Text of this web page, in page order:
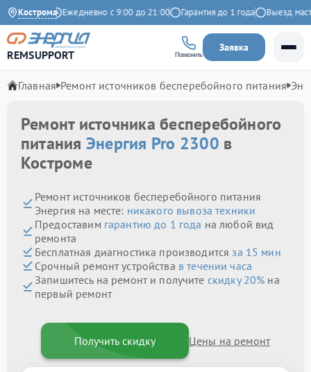
Кострома
Яндекс Ежедневно с 9:00 до 21:00 Гарантия до 1 года Выезд
REMSUPPORT Позвонить
Заявка
Главная Ремонт источников бесперебойного питания
Ремонт источника бесперебойного
питания Энергия Pro 2300 в
Костроме
Ремонт источников бесперебойного питания
Энергия на месте: никакого вывоза техники
Предоставим гарантию до 1 года на любой вид
ремонта
Бесплатная диагностика производитсяза 15 мин
Срочный ремонт устройства в течении часа
Запишитесь на ремонт и получите скидку 20% на
первый ремонт
Получить скидку Цены на ремонт